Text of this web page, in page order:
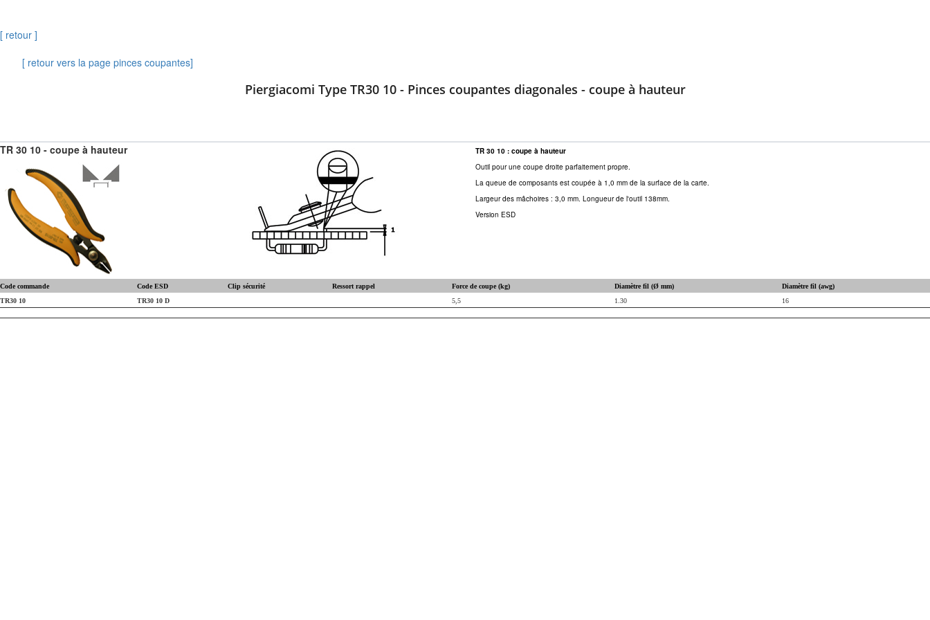
[ retour ]
[ retour vers la page pinces coupantes]
Piergiacomi Type TR30 10 - Pinces coupantes diagonales - coupe à hauteur
TR 30 10 - coupe à hauteur
TR 30 10 : coupe à hauteur
Outil pour une coupe droite parfaitement propre.
La queue de composants est coupée à 1,0 mm de la surface de la carte.
Largeur des mâchoires : 3,0 mm. Longueur de l'outil 138mm.
Version ESD
Code commande Code ESD Clip sécurité Ressort rappel Force de coupe (kg) Diamètre fil (Ø mm)
Diamètre fil (awg)
TR30 10
TR30 10 D 5,5 1.30 16